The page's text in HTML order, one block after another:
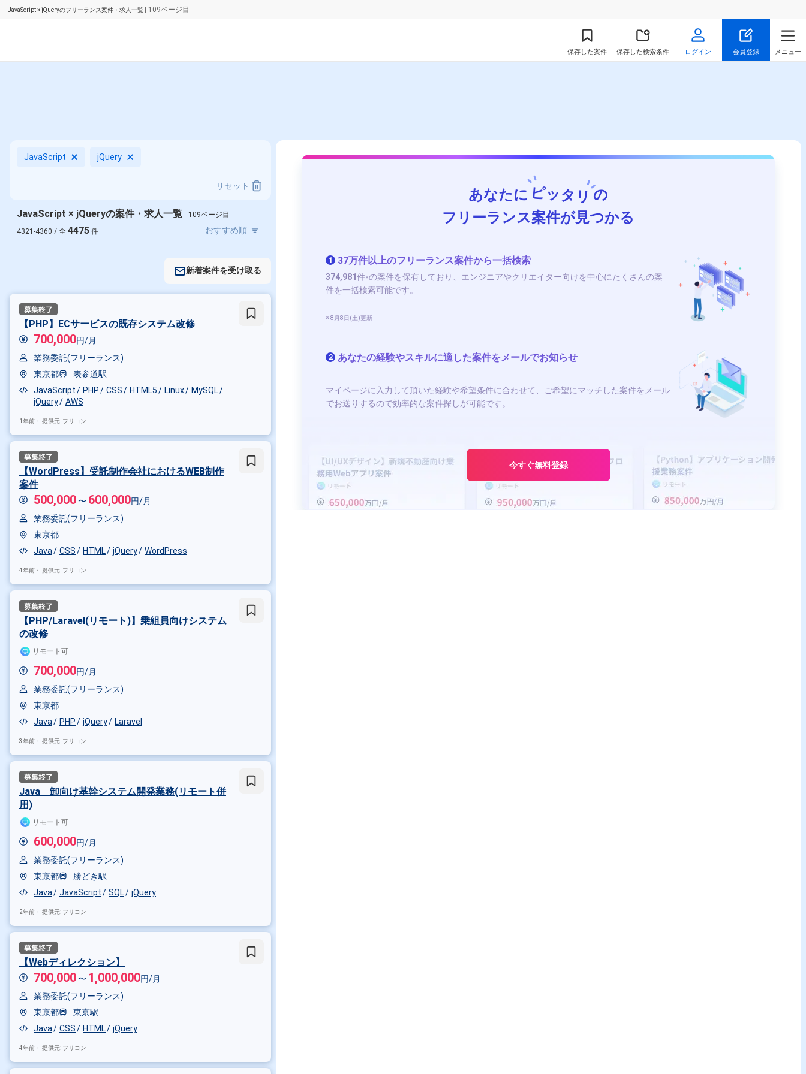
JavaScript × jQueryのフリーランス案件・求人一覧 | 109ページ目
保存した案件 保存した検索条件 ログイン 会員登録 メニュー
JavaScript jQuery
リセット
JavaScript × jQueryの案件・求人一覧
109ページ目
4321-4360 / 全 4475 件
新着案件を受け取る
【PHP】ECサービスの既存システム改修
700,000円/月
業務委託(フリーランス)
東京都
表参道駅
JavaScript
PHP CSS HTML5 Linux
MySQL
jQuery
AWS
1年前・ 提供元: フリコン
【WordPress】受託制作会社におけるWEB制作
案件
500,000 〜 600,000円/月
業務委託(フリーランス)
東京都
Java
CSS HTML jQuery WordPress
4年前・ 提供元: フリコン
【PHP/Laravel(リモート)】乗組員向けシステム
の改修
リモート可
700,000円/月
業務委託(フリーランス)
東京都
Java
PHP jQuery Laravel
3年前・ 提供元: フリコン
Java 卸向け基幹システム開発業務(リモート併
用)
リモート可
600,000円/月
業務委託(フリーランス)
東京都
勝どき駅
Java
JavaScript SQL jQuery
2年前・ 提供元: フリコン
【Webディレクション】
700,000 〜 1,000,000円/月
業務委託(フリーランス)
東京都
東京駅
Java
CSS HTML jQuery
4年前・ 提供元: フリコン
あなたに ピッタリの
フリーランス案件が見つかる
1 37万件以上のフリーランス案件から一括検索
374,981件※の案件を保有しており、エンジニアやクリエイター向けを中心にたくさんの案
件を一括検索可能です。
※ 8月8日(土)更新
2 あなたの経験やスキルに適した案件をメールでお知らせ
マイページに入力して頂いた経験や希望条件に合わせて、ご希望にマッチした案件をメール
でお送りするので効率的な案件探しが可能です。
今すぐ無料登録